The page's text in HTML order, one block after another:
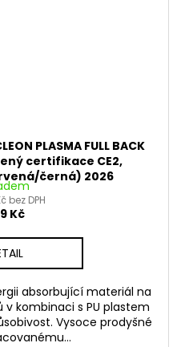
PLASMA FULL BACK
certifikace CE2,
černá) 2026
bez DPH
Kč
absorbující materiál na
kombinaci s PU plastem
Vysoce prodyšné